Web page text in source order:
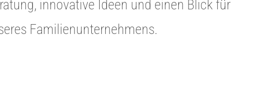
innovative Ideen und einen Blick für
Familienunternehmens.